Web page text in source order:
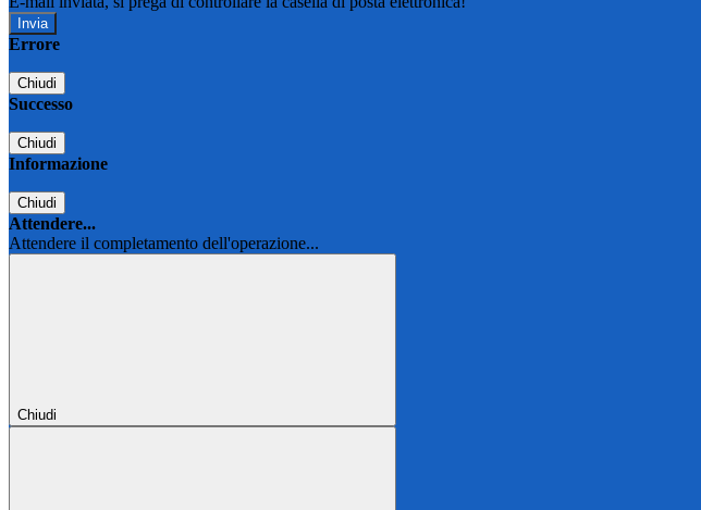
Errore
Chiudi
Successo
Chiudi
Informazione
Chiudi
Attendere...
Attendere il completamento dell'operazione...
Chiudi